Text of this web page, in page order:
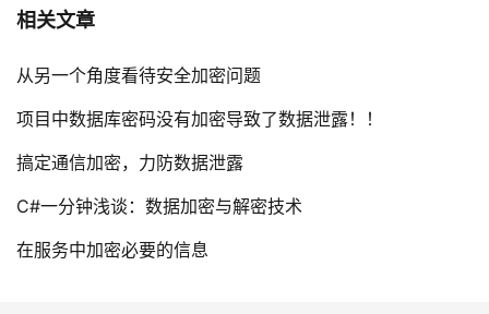
相关文章
从另一个角度看待安全加密问题
项目中数据库密码没有加密导致了数据泄露！！
搞定通信加密，力防数据泄露
C#一分钟浅谈：数据加密与解密技术
在服务中加密必要的信息